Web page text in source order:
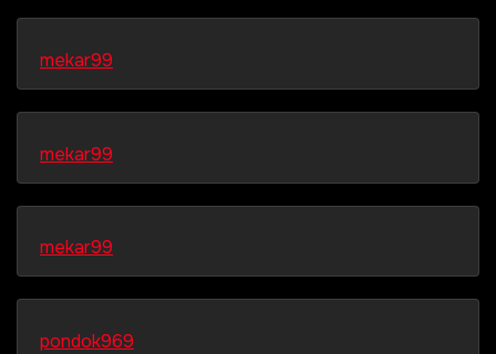
mekar99
mekar99
mekar99
pondok969